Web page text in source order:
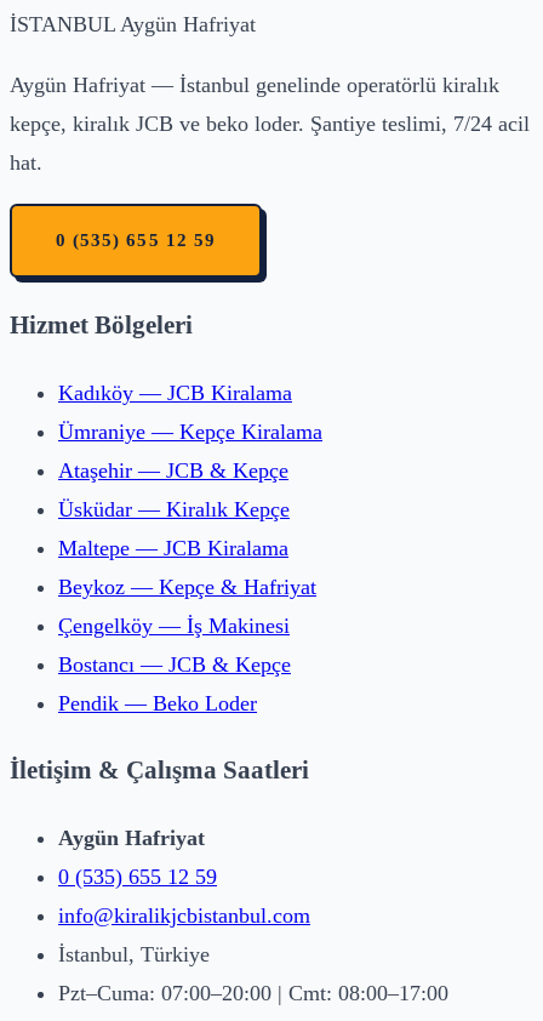
İSTANBUL Aygün Hafriyat
Aygün Hafriyat — İstanbul genelinde operatörlü kiralık
kepçe, kiralık JCB ve beko loder. Şantiye teslimi, 7/24 acil
hat.
0 (535) 655 12 59
Hizmet Bölgeleri
Kadıköy — JCB Kiralama
Ümraniye — Kepçe Kiralama
Ataşehir — JCB & Kepçe
Üsküdar — Kiralık Kepçe
Maltepe — JCB Kiralama
Beykoz — Kepçe & Hafriyat
Çengelköy — İş Makinesi
Bostancı — JCB & Kepçe
Pendik — Beko Loder
İletişim & Çalışma Saatleri
Aygün Hafriyat
0 (535) 655 12 59
info@kiralikjcbistanbul.com
İstanbul, Türkiye
Pzt–Cuma: 07:00–20:00 | Cmt: 08:00–17:00